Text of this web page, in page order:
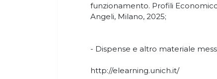
funzionamento. Profili
Angeli, Milano, 2025;
- Dispense e altro materiale
http://elearning.unich.it/